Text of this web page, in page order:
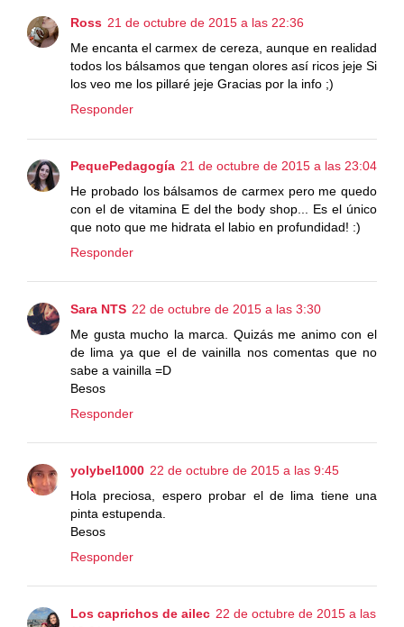
Ross 21 de octubre de 2015 a las 22:36
Me encanta el carmex de cereza, aunque en realidad
todos los bálsamos que tengan olores así ricos jeje Si
los veo me los pillaré jeje Gracias por la info ;)
Responder
PequePedagogía 21 de octubre de 2015 a las 23:04
He probado los bálsamos de carmex pero me quedo
con el de vitamina E del the body shop... Es el único
que noto que me hidrata el labio en profundidad! :)
Responder
Sara NTS 22 de octubre de 2015 a las 3:30
Me gusta mucho la marca. Quizás me animo con el
de lima ya que el de vainilla nos comentas que no
sabe a vainilla =D
Besos
Responder
yolybel1000 22 de octubre de 2015 a las 9:45
Hola preciosa, espero probar el de lima tiene una
pinta estupenda.
Besos
Responder
Los caprichos de ailec 22 de octubre de 2015 a las